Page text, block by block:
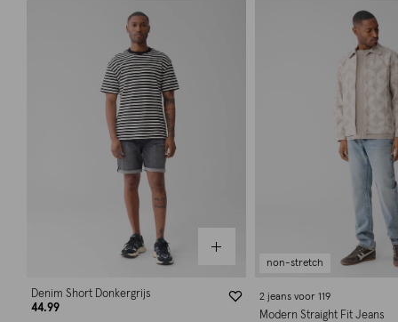
Denim Short Donkergrijs
44.99
non-stretch
2 jeans voor 119
Modern Straight Fit Jeans